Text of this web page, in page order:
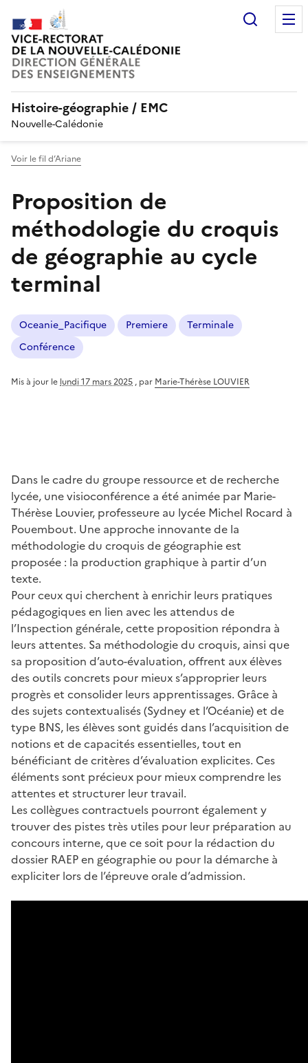
Histoire-géographie / EMC
Nouvelle-Calédonie
Voir le fil d’Ariane
Proposition de
méthodologie du croquis
de géographie au cycle
terminal
Oceanie_Pacifique Premiere
Terminale
Conférence
Mis à jour le lundi 17 mars 2025 , par Marie-Thérèse LOUVIER
Dans le cadre du groupe ressource et de recherche
lycée, une visioconférence a été animée par Marie-
Thérèse Louvier, professeure au lycée Michel Rocard à
Pouembout. Une approche innovante de la
méthodologie du croquis de géographie est
proposée : la production graphique à partir d’un
texte.
Pour ceux qui cherchent à enrichir leurs pratiques
pédagogiques en lien avec les attendus de
l’Inspection générale, cette proposition répondra à
leurs attentes. Sa méthodologie du croquis, ainsi que
sa proposition d’auto-évaluation, offrent aux élèves
des outils concrets pour mieux s’approprier leurs
progrès et consolider leurs apprentissages. Grâce à
des sujets contextualisés (Sydney et l’Océanie) et de
type BNS, les élèves sont guidés dans l’acquisition de
notions et de capacités essentielles, tout en
bénéficiant de critères d’évaluation explicites. Ces
éléments sont précieux pour mieux comprendre les
attentes et structurer leur travail.
Les collègues contractuels pourront également y
trouver des pistes très utiles pour leur préparation au
concours interne, que ce soit pour la rédaction du
dossier RAEP en géographie ou pour la démarche à
expliciter lors de l’épreuve orale d’admission.